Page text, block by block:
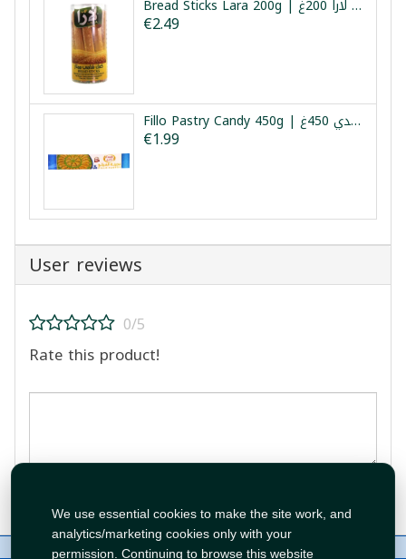
We use essential cookies to make the site work, and
analytics/marketing cookies only with your
permission. Continuing to browse this website
Bread Sticks Lara 200g | كعك ممتاز لارا 200غ
€2.49
Fillo Pastry Candy 450g | عجينة الفيلو كاندي 450غ
€1.99
User reviews
0/5
Rate this product!
Contact Policies